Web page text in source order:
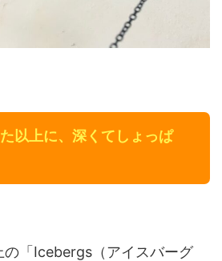
以上に、深くてしょっぱ
の「Icebergs（アイスバーグ